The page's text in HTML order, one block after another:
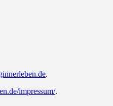
.
impressum/.